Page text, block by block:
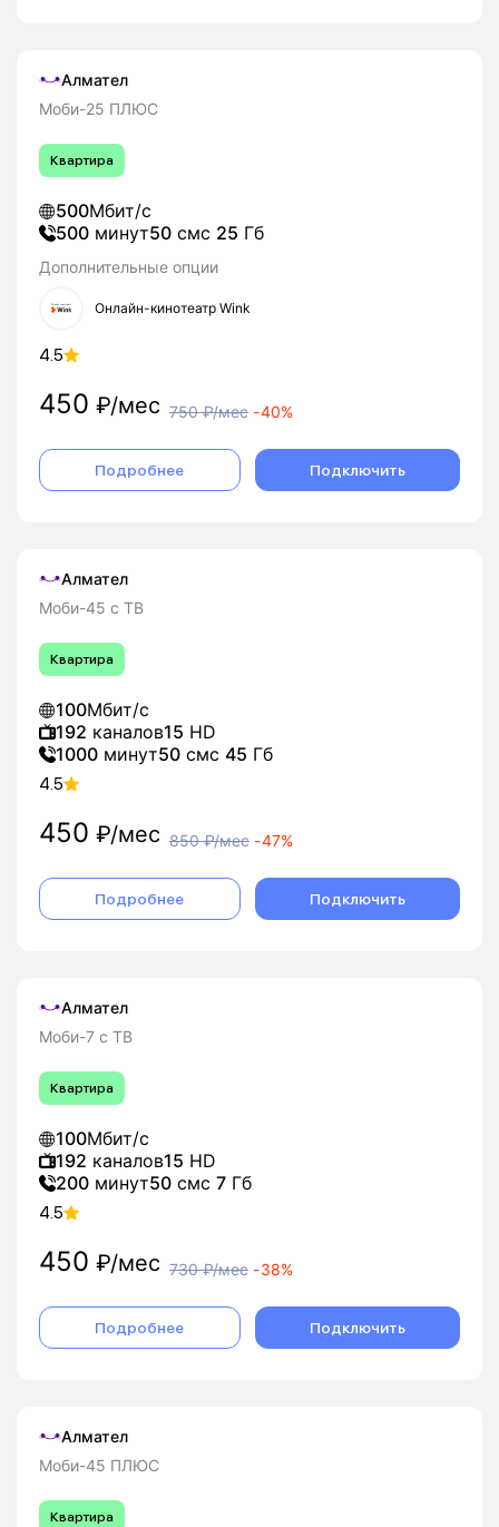
Алмател
Моби-25 ПЛЮС
Квартира
500Мбит/с
500 минут50 смс 25 Гб
Дополнительные опции
Онлайн-кинотеатр Wink
4.5
450 ₽/мес 750₽/мес -40%
Подробнее Подключить
Алмател
Моби-45 с ТВ
Квартира
100Мбит/с
192 каналов15 HD
1000 минут50 смс 45 Гб
4.5
450 ₽/мес 850₽/мес -47%
Подробнее Подключить
Алмател
Моби-7 с ТВ
Квартира
100Мбит/с
192 каналов15 HD
200 минут50 смс 7 Гб
4.5
450 ₽/мес 730₽/мес -38%
Подробнее Подключить
Алмател
Моби-45 ПЛЮС
Квартира